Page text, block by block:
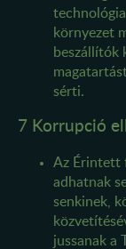
környezet
beszállítók
sérti.
7 Korrupció
Az Érintett
adhatnak
senkinek,
jussanak a